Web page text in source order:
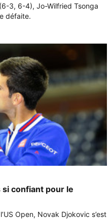
3, 6-4), Jo-Wilfried Tsonga
défaite.
si confiant pour le
Open, Novak Djokovic s’est